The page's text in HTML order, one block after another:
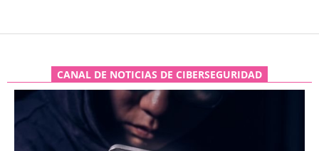
CANAL DE NOTICIAS DE CIBERSEGURIDAD